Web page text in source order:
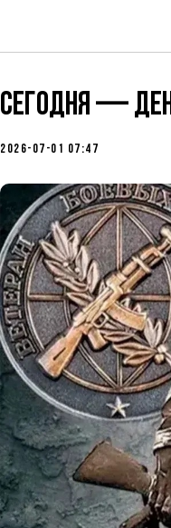
Сегодня —
2026-07-01 07:47